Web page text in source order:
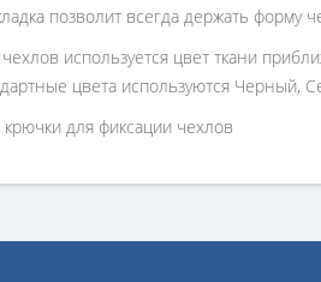
позволит всегда держать форму
используется цвет ткани
цвета используются Черный,
крючки для фиксации чехлов